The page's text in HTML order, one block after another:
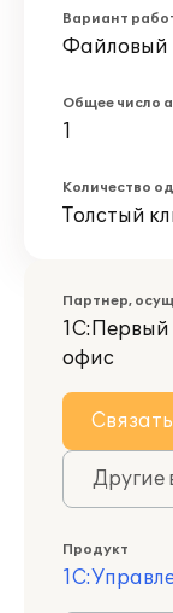
Вариант
Файловый
Общее число
1
Количество
Толстый
Партнер,
1С:Первый
офис
Другие
Продукт